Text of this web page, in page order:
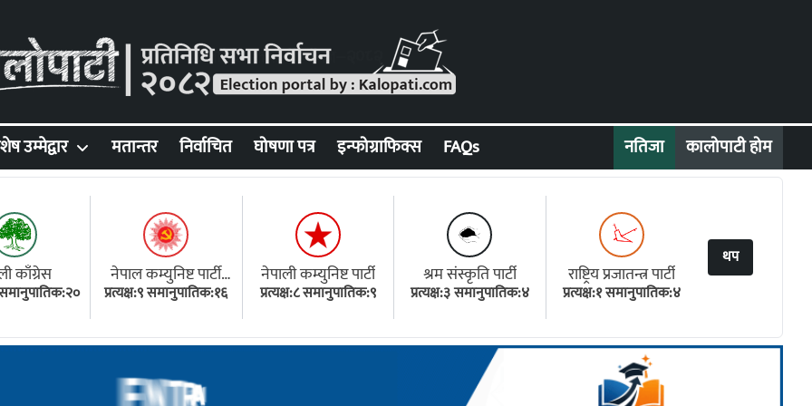
नतिजा कालोपाटी होम
उम्मेद्वार मतान्तर निर्वाचित घोषणा पत्र इन्फोग्राफिक्स FAQs
काँग्रेस
समानुपातिक:२०
नेपाल कम्युनिष्ट पार्टी
(एमाले)
प्रत्यक्ष:९ समानुपातिक:१६
नेपाली कम्युनिष्ट पार्टी
प्रत्यक्ष:८ समानुपातिक:९
श्रम संस्कृति पार्टी
प्रत्यक्ष:३ समानुपातिक:४
राष्ट्रिय प्रजातन्त्र पार्टी
प्रत्यक्ष:१ समानुपातिक:४
थप